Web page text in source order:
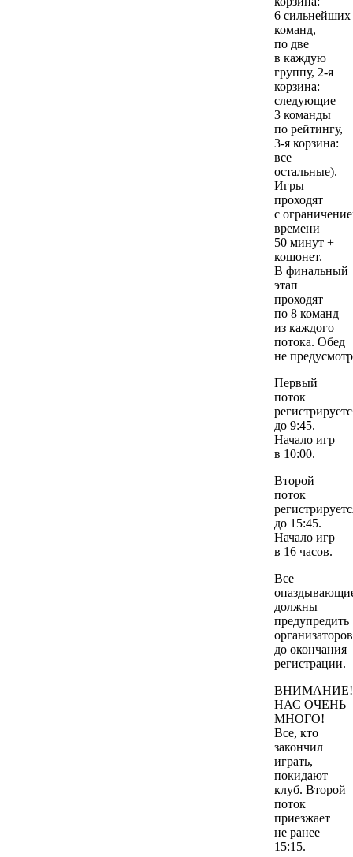
6 сильнейших
команд,
по две
в каждую
группу, 2-я
корзина:
следующие
3 команды
по рейтингу,
3-я корзина:
все
остальные).
Игры
проходят
с
времени
50 минут +
кошонет.
В финальный
этап
проходят
по 8 команд
из каждого
потока. Обед
не
Первый
поток
до 9:45.
Начало игр
в 10:00.
Второй
поток
до 15:45.
Начало игр
в 16 часов.
Все
должны
предупредить
организаторов
до окончания
регистрации.
ВНИМАНИЕ!
НАС ОЧЕНЬ
МНОГО!
Все, кто
закончил
играть,
покидают
клуб. Второй
поток
приезжает
не ранее
15:15.